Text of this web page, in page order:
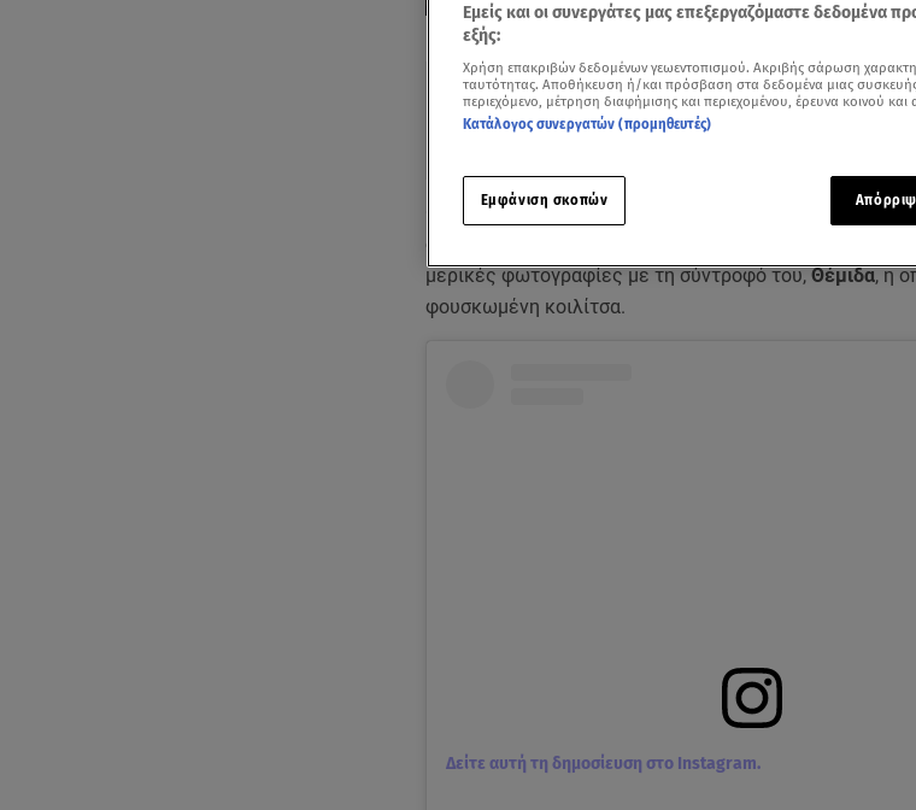
Δείτε περισσότερα άρθρα μας στην αναζήτηση σας
Πρόσθηκη star.gr στις επιλογές σας
Δείτε περισσότερα άρθρα μας στα
Ο φιναλίστ τουMasterchef 2018 θα γίνει σε λίγους
μερικές φωτογραφίες με τη σύντροφό του,Θέμιδα, η
φουσκωμένη κοιλίτσα.
Δείτε αυτή τη δημοσίευση στο Instagram.
Εμείς και οι συνεργάτες μας επεξεργαζόμαστε δεδομένα
εξής:
Χρήση επακριβών δεδομένων γεωεντοπισμού. Ακριβής σάρωση
ταυτότητας. Αποθήκευση ή/και πρόσβαση στα δεδομένα μιας
περιεχόμενο, μέτρηση διαφήμισης και περιεχομένου, έρευνα κοινού
Κατάλογος συνεργατών (προμηθευτές)
Εμφάνιση σκοπών